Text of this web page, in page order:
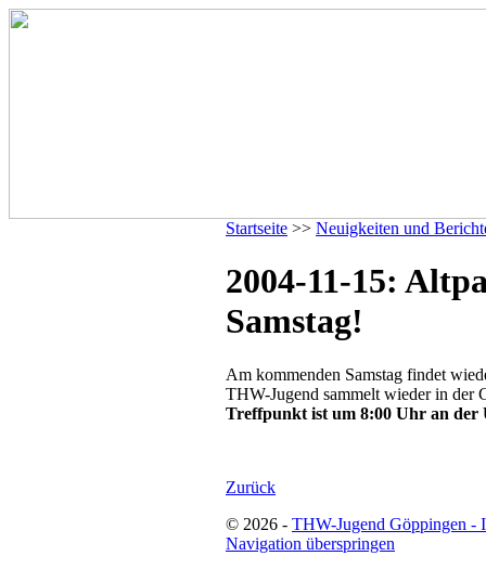
Startseite >> Neuigkeiten und
2004-11-15:
Samstag!
Am kommenden Samstag findet
THW-Jugend sammelt wieder in der
Treffpunkt ist um 8:00 Uhr an
Zurück
© 2026 - THW-Jugend Göppingen -
Navigation überspringen